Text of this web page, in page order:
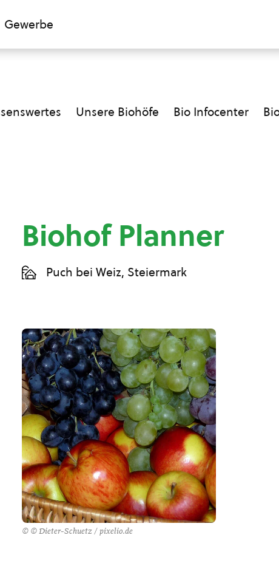
Gewerbe
Unsere Biohöfe Bio Infocenter
Biohof Planner
Puch bei Weiz, Steiermark
© © Dieter-Schuetz / pixelio.de